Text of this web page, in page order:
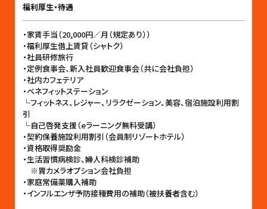
福利厚生・待遇
・家賃手当（20,000円／月（規定あり））
・福利厚生借上賃貸（シャトク）
・社員研修旅行
・定例食事会、新入社員歓迎食事会（共に会社負担）
・社内カフェテリア
・ベネフィットステーション
└フィットネス、レジャー、リラクゼーション、美容、宿泊施設利用割
引
└自己啓発支援（eラーニング無料受講）
・契約保養施設利用割引（会員制リゾートホテル）
・資格取得奨励金
・生活習慣病検診、婦人科検診補助
※胃カメラオプション会社負担
・家庭常備薬購入補助
・インフルエンザ予防接種費用の補助（被扶養者含む）